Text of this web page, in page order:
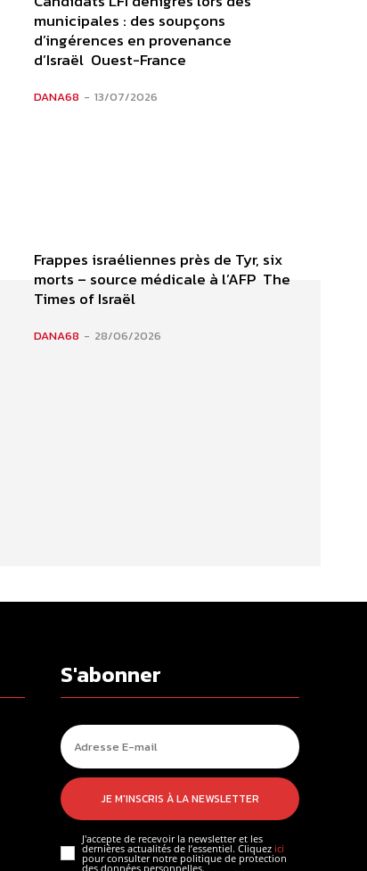
municipales : des soupçons
d’ingérences en provenance
d’Israël Ouest-France
DANA68 - 13/07/2026
Frappes israéliennes près de Tyr, six
morts – source médicale à l’AFP The
Times of Israël
DANA68 - 28/06/2026
S'abonner
JE M'INSCRIS À LA NEWSLETTER
J'accepte de recevoir la newsletter et les
dernières actualités de l’essentiel. Cliquez ici
pour consulter notre politique de protection
des données personnelles.